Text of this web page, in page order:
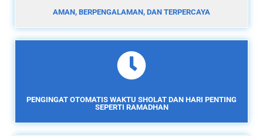
AMAN, BERPENGALAMAN, DAN TERPERCAYA
PENGINGAT OTOMATIS WAKTU SHOLAT DAN HARI PENTING
SEPERTI RAMADHAN